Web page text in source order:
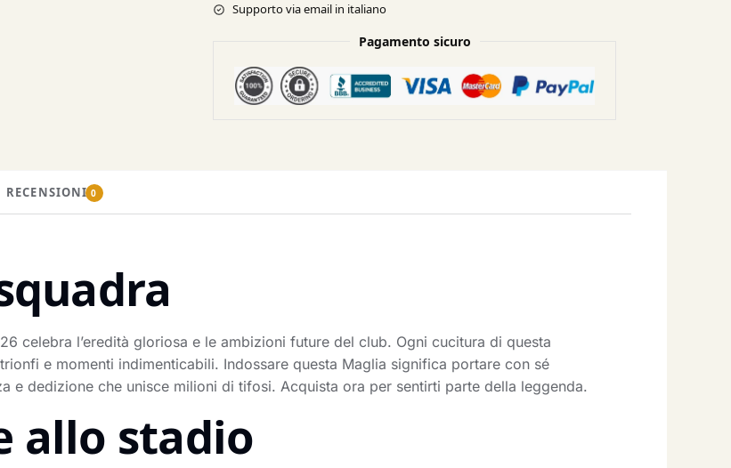
Supporto via email in italiano
Pagamento sicuro
RECENSIONI 0
celebra l’eredità gloriosa e le ambizioni future del club. Ogni cucitura di questa
e momenti indimenticabili. Indossare questa Maglia significa portare con sé
e dedizione che unisce milioni di tifosi. Acquista ora per sentirti parte della leggenda.
allo stadio